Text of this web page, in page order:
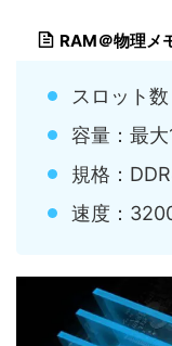
RAM＠物理メ
スロット
容量：最
規格：
速度：